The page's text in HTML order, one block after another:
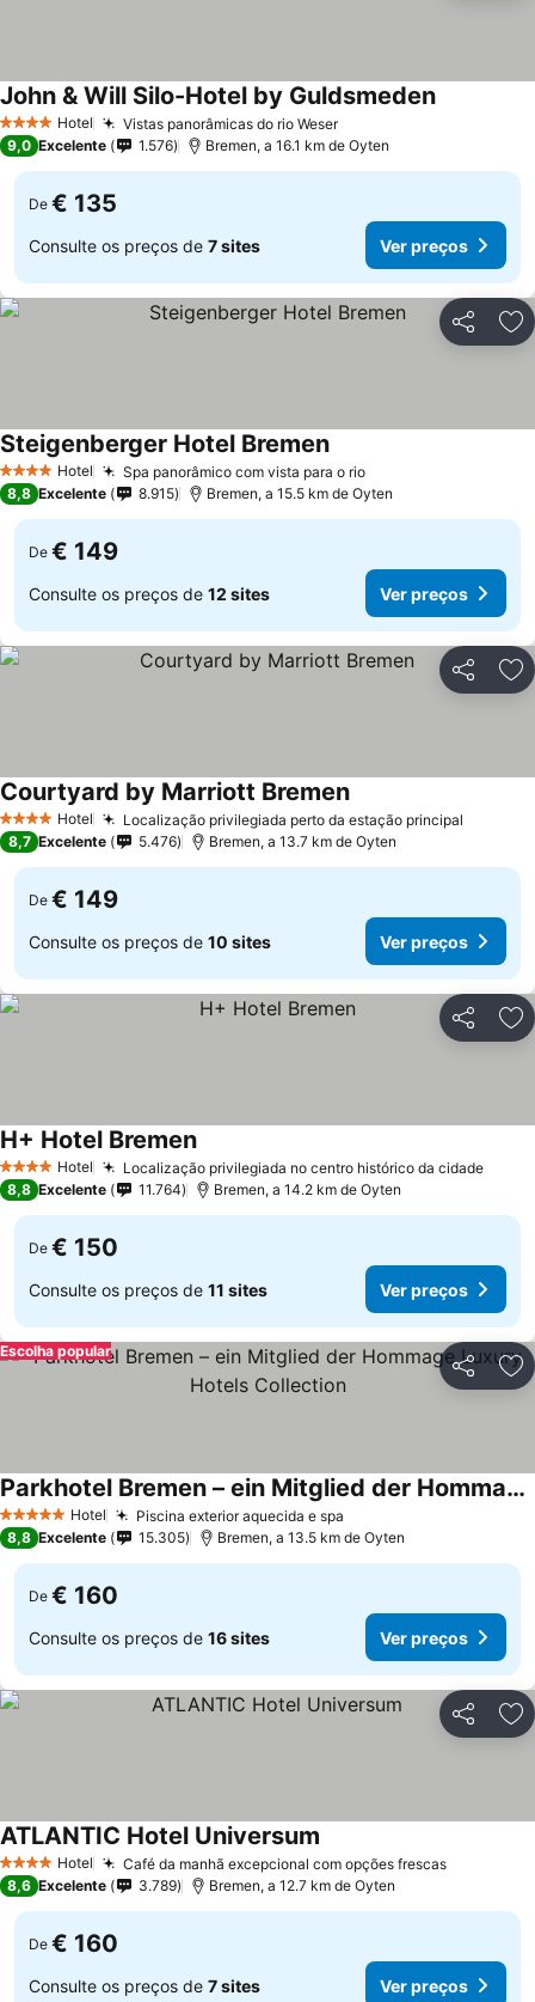
4 EstrelasHotel Vistas panorâmicas do rio WeserVer preços
John & Will Silo-Hotel by GuldsmedenVer preços
9,0 Excelente 1.576 Bremen, a 16.1 km de Oyten
De € 135
Consulte os preços de 7 sites Ver preços
Partilhar
4 EstrelasHotel Spa panorâmico com vista para o rioVer preços
Steigenberger Hotel BremenVer preços
8,8 Excelente 8.915 Bremen, a 15.5 km de Oyten
De € 149
Consulte os preços de 12 sites Ver preços
Partilhar
4 EstrelasHotel Localização privilegiada perto da estação principal
Courtyard by Marriott BremenVer preços
8,7 Excelente 5.476 Bremen, a 13.7 km de Oyten
De € 149
Consulte os preços de 10 sites Ver preços
Partilhar
4 EstrelasHotel Localização privilegiada no centro histórico da cidadeVer
H+ Hotel BremenVer preços
8,8 Excelente 11.764 Bremen, a 14.2 km de Oyten
De € 150
Consulte os preços de 11 sites Ver preços
Partilhar
Escolha popular
5 Estrelas Hotel Piscina exterior aquecida e spa
Parkhotel Bremen – ein Mitglied der Hommage Luxury Hotels Collection
Ver preços
8,8 Excelente 15.305 Bremen, a 13.5 km de Oyten
De € 160
Consulte os preços de 16 sites Ver preços
Partilhar
4 EstrelasHotel Café da manhã excepcional com opções frescasVer
ATLANTIC Hotel Universum
8,6 Excelente 3.789 Bremen, a 12.7 km de Oyten
De € 160
Consulte os preços de 7 sites Ver preços